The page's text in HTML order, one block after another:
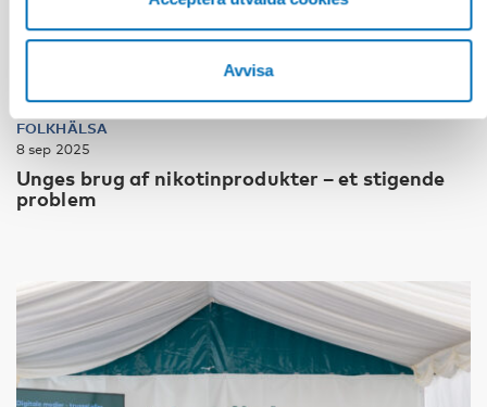
Avvisa
FOLKHÄLSA
8 sep 2025
Unges brug af nikotinprodukter – et stigende
problem